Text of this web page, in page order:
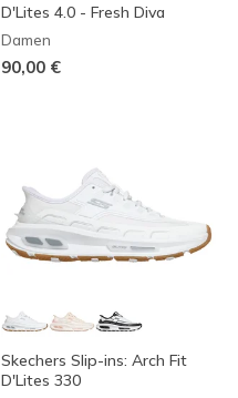
D'Lites 4.0 - Fresh Diva
Damen
90,00 €
Skechers Slip-ins: Arch Fit
D'Lites 330